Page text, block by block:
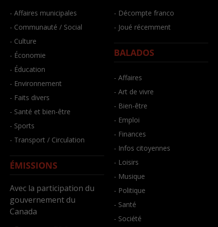
- Affaires municipales
- Communauté / Social
- Culture
- Économie
- Éducation
- Environnement
- Faits divers
- Santé et bien-être
- Sports
- Transport / Circulation
ÉMISSIONS
Avec la participation du
gouvernement du
Canada
- Décompte franco
- Joué récemment
BALADOS
- Affaires
- Art de vivre
- Bien-être
- Emploi
- Finances
- Infos citoyennes
- Loisirs
- Musique
- Politique
- Santé
- Société